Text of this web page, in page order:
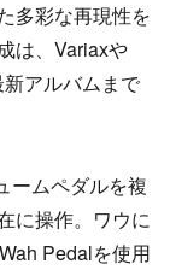
多彩な再現性を
は、Variaxや
アルバムまで
ームペダルを複
に操作。ワウに
Pedalを使用